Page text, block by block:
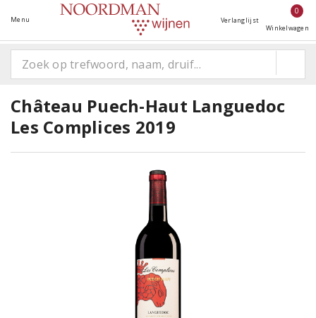
Menu Verlanglijst
0
Winkelwagen
Château Puech-Haut Languedoc
Les Complices 2019